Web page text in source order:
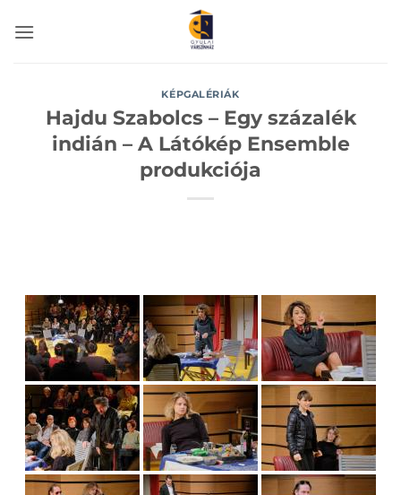
KÉPGALÉRIÁK
Hajdu Szabolcs – Egy százalék
indián – A Látókép Ensemble
produkciója